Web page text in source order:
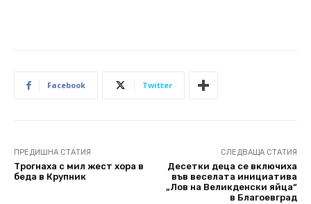
Facebook Twitter
ПРЕДИШНА СТАТИЯ
Трогнаха с мил жест хора в
беда в Крупник
СЛЕДВАЩА СТАТИЯ
Десетки деца се включиха
във веселата инициатива
„Лов на Великденски яйца“
в Благоевград